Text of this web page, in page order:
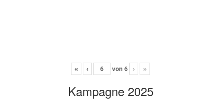
« ‹ von 6 › »
Kampagne 2025